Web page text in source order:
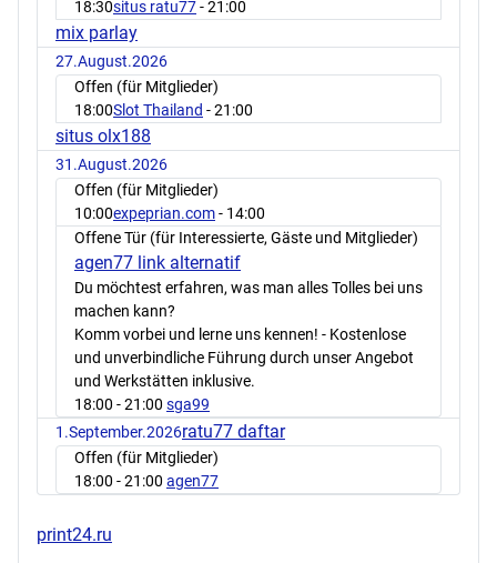
18:30situs ratu77- 21:00
mix parlay
27.August.2026
Offen (für Mitglieder)
18:00Slot Thailand - 21:00
situs olx188
31.August.2026
Offen (für Mitglieder)
10:00expeprian.com- 14:00
Offene Tür (für Interessierte, Gäste und Mitglieder)
agen77 link alternatif
Du möchtest erfahren, was man alles Tolles bei uns
machen kann?
Komm vorbei und lerne uns kennen! - Kostenlose
und unverbindliche Führung durch unser Angebot
und Werkstätten inklusive.
18:00 - 21:00 sga99
1.September.2026ratu77 daftar
Offen (für Mitglieder)
18:00 - 21:00 agen77
print24.ru